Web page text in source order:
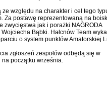
względu na charakter i cel tego
Za postawę reprezentowaną na
zwycięstwa jak i porażki NAGRODA
Bąbki. Hałcnów Team
o system punktów Amatorskiej
zgłoszeń zespołów odbędą się w
początku września.